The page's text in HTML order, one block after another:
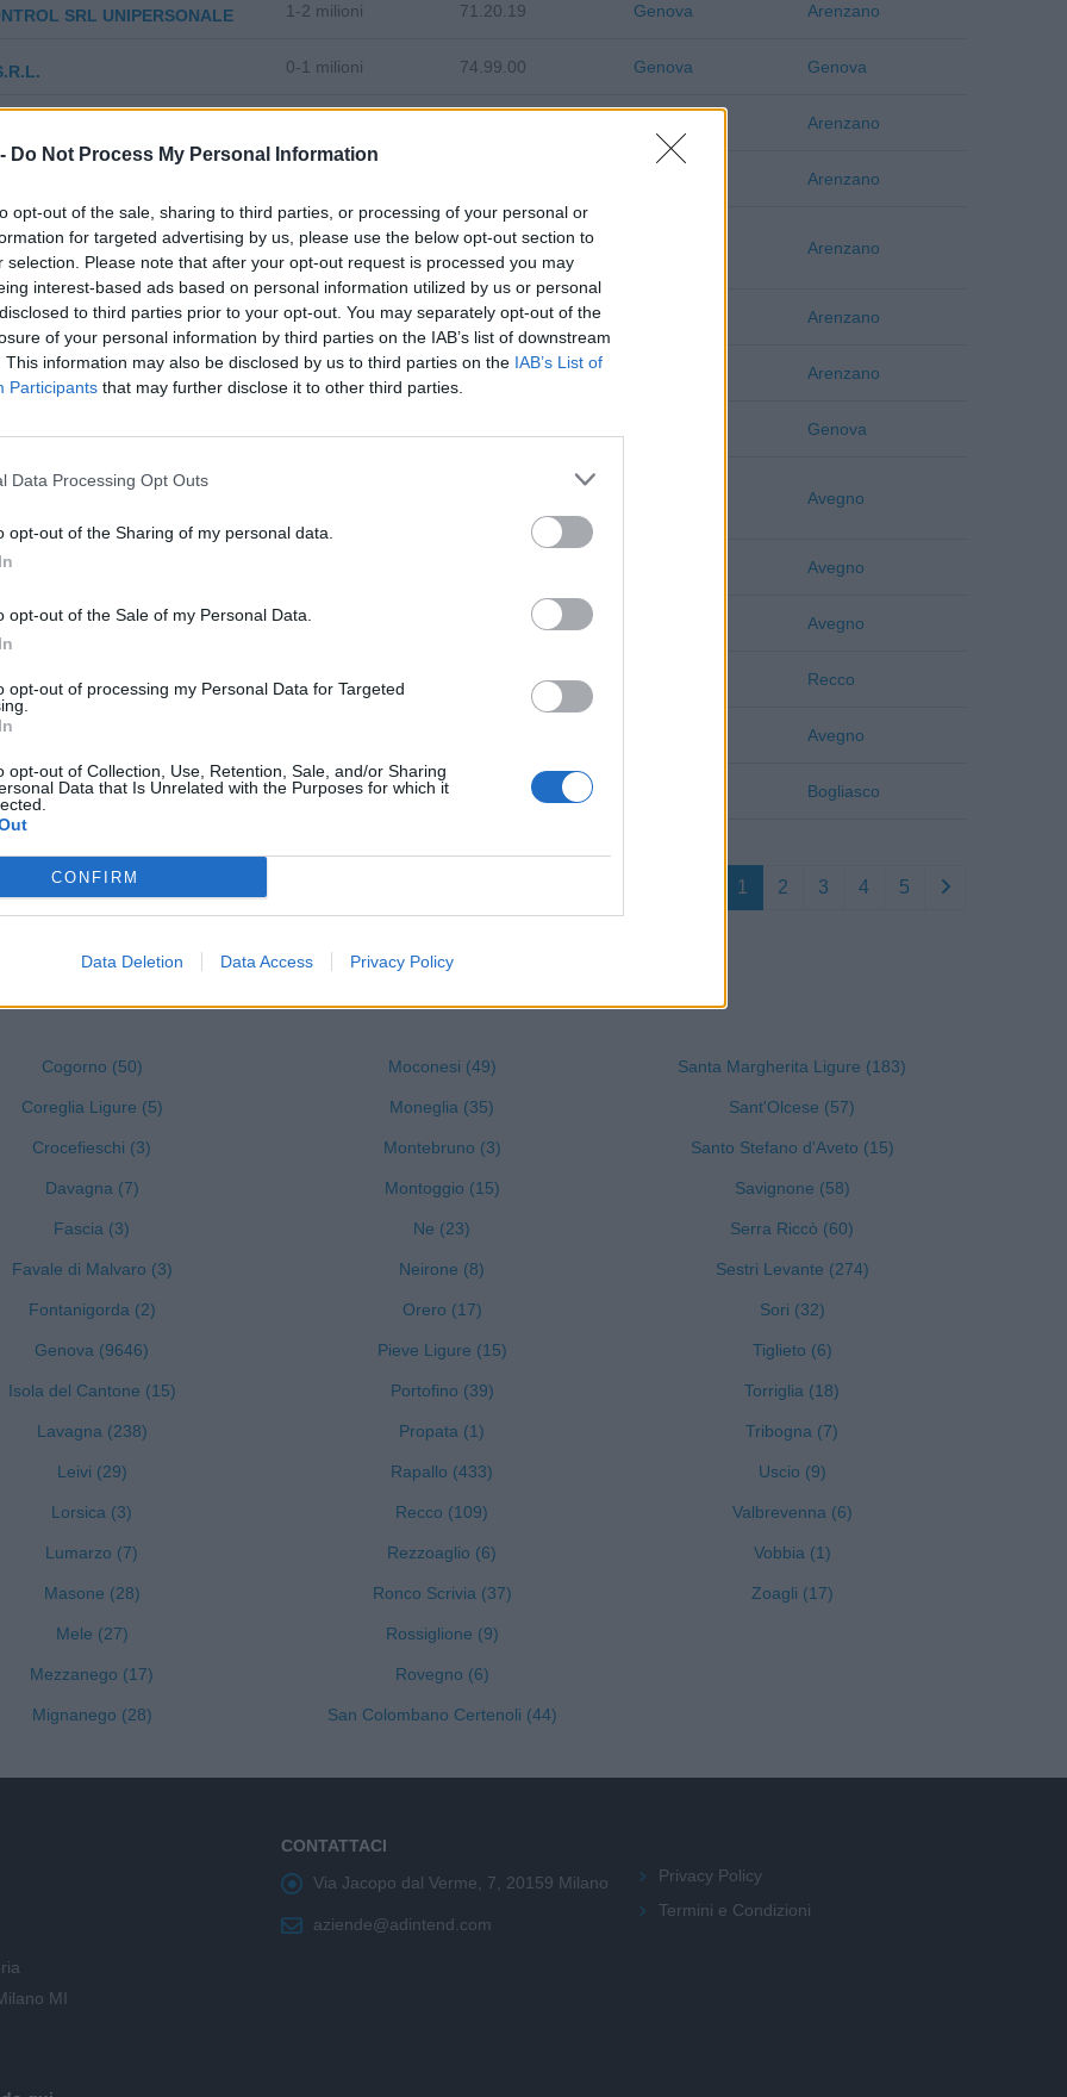
Do Not Process My Personal Information
opt-out of the sale, sharing to third parties, or processing of your personal or
for targeted advertising by us, please use the below opt-out section to
selection. Please note that after your opt-out request is processed you may
interest-based ads based on personal information utilized by us or personal
to third parties prior to your opt-out. You may separately opt-out of the
of your personal information by third parties on the IAB’s list of downstream
This information may also be disclosed by us to third parties on the IAB’s List of
Participants that may further disclose it to other third parties.
Data Processing Opt Outs
opt-out of the Sharing of my personal data.
opt-out of the Sale of my Personal Data.
opt-out of processing my Personal Data for Targeted
opt-out of Collection, Use, Retention, Sale, and/or Sharing
Data that Is Unrelated with the Purposes for which it
CONFIRM
Data Deletion Data Access Privacy Policy
SRL UNIPERSONALE 1-2 milioni 71.20.19 Genova Arenzano
0-1 milioni 74.99.00 Genova Genova
Arenzano
Arenzano
ZENA S.N.C. DI FRANCESCO
ROBELLO & C.
non pervenuto 10.71.10 Arenzano
SRL 5-10 milioni 43.21.01 Arenzano
E PROGETTI SRL 0-1 milioni 74.99.99 Arenzano
CAFFE' S.R.L. Genova
- INDUSTRIA LIGURE
Avegno
Avegno
S.R.L. 2-5 milioni Avegno
SRL 5-10 milioni Recco
S.R.L. Avegno
MISURA S.R.L. 2-5 milioni Bogliasco
1 2 3 4 5
Cogorno (50)
Coreglia Ligure (5)
Crocefieschi (3)
Davagna (7)
Fascia (3)
Favale di Malvaro (3)
Fontanigorda (2)
Genova (9646)
Isola del Cantone (15)
Lavagna (238)
Leivi (29)
Lorsica (3)
Lumarzo (7)
Masone (28)
Mele (27)
Mezzanego (17)
Mignanego (28)
Moconesi (49)
Moneglia (35)
Montebruno (3)
Montoggio (15)
Ne (23)
Neirone (8)
Orero (17)
Pieve Ligure (15)
Portofino (39)
Propata (1)
Rapallo (433)
Recco (109)
Rezzoaglio (6)
Ronco Scrivia (37)
Rossiglione (9)
Rovegno (6)
San Colombano Certenoli (44)
Santa Margherita Ligure (183)
Sant'Olcese (57)
Santo Stefano d'Aveto (15)
Savignone (58)
Serra Riccò (60)
Sestri Levante (274)
Sori (32)
Tiglieto (6)
Torriglia (18)
Tribogna (7)
Uscio (9)
Valbrevenna (6)
Vobbia (1)
Zoagli (17)
MI
CONTATTACI
Via Jacopo dal Verme, 7, 20159 Milano
aziende@adintend.com
Privacy Policy
Termini e Condizioni